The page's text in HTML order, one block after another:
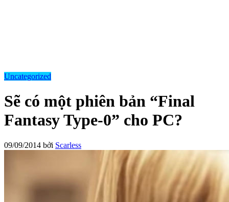
Uncategorized
Sẽ có một phiên bản “Final
Fantasy Type-0” cho PC?
09/09/2014 bởi Scarless